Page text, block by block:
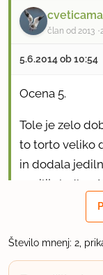
član od 2013
5.6.2014 ob 10:54
Ocena 5.
Tole je zelo
to torto veliko
in dodala
vanilij sladkor.
se noter
namazat po
drugim -
ali mlekom.
Število mnenj: 2,